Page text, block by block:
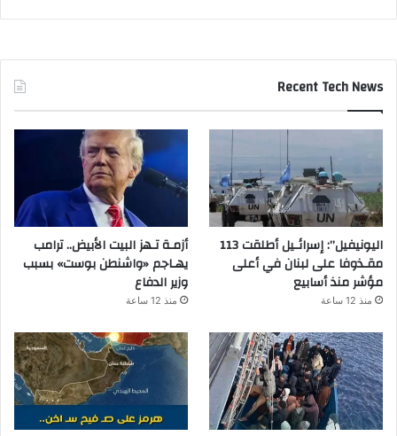
Recent Tech News
اليونيفيل”: إسرائـيل أطلقت 113
مقـذوفا على لبنان في أعلى
مؤشر منذ أسابيع
منذ 12 ساعة
أزمـة تـهز البيت الأبيض.. ترامب
يهـاجم «واشنطن بوست» بسبب
وزير الدفاع
منذ 12 ساعة